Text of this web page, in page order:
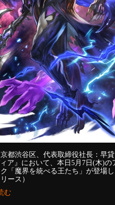
都渋谷区、代表取締役社長：早
ア』において、本日5月7日(木)
「魔界を統べる王たち」が登場
ース）
む